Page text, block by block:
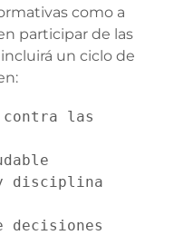
como a
participar de las
un ciclo de
las
disciplina
decisiones